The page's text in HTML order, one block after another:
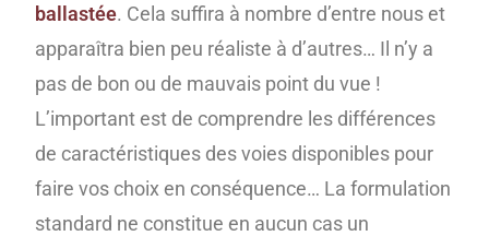
ballastée. Cela suffira à nombre d’entre nous et
apparaîtra bien peu réaliste à d’autres… Il n’y a
pas de bon ou de mauvais point du vue !
L’important est de comprendre les différences
de caractéristiques des voies disponibles pour
faire vos choix en conséquence… La formulation
standard ne constitue en aucun cas un